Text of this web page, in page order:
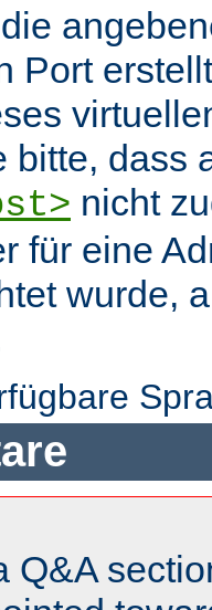
Port
bitte, dass
nicht
für eine
wurde,
Q&A